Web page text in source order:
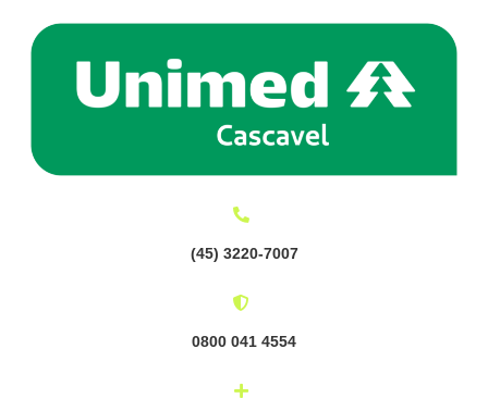
(45) 3220-7007
0800 041 4554